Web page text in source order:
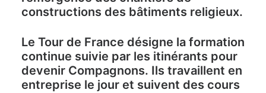
constructions des bâtiments religieux.
Le Tour de France désigne la formation
continue suivie par les itinérants pour
devenir Compagnons. Ils travaillent en
entreprise le jour et suivent des cours